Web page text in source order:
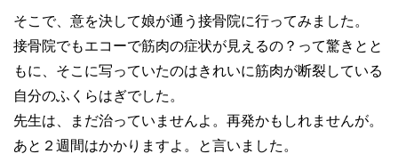
そこで、意を決して娘が通う接骨院に行ってみました。
接骨院でもエコーで筋肉の症状が見えるの？って驚きとと
もに、そこに写っていたのはきれいに筋肉が断裂している
自分のふくらはぎでした。
先生は、まだ治っていませんよ。再発かもしれませんが。
あと２週間はかかりますよ。と言いました。